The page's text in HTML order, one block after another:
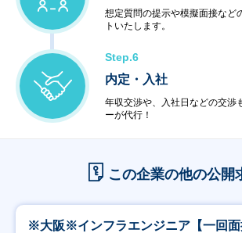
想定質問の提示や模擬面接など
トいたします。
Step.6
内定・入社
年収交渉や、入社日などの交渉
ーが代行！
この企業の他の公開
※大阪※インフラエンジニア【一回面